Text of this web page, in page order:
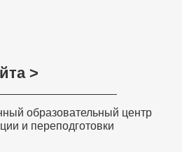
>
образовательный центр
и переподготовки